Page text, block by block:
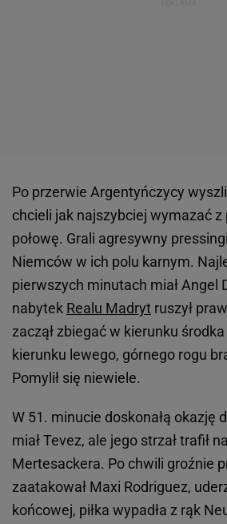
Po przerwie Argentyńczycy
chcieli jak najszybciej wymazać
połowę. Grali agresywny
Niemców w ich polu karnym.
pierwszych minutach miał Angel
nabytek Realu Madryt ruszył
zaczął zbiegać w kierunku
kierunku lewego, górnego rogu
Pomylił się niewiele.
W 51. minucie doskonałą okazję
miał Tevez, ale jego strzał trafił
Mertesackera. Po chwili groźnie
zaatakował Maxi Rodriguez,
końcowej, piłka wypadła z rąk